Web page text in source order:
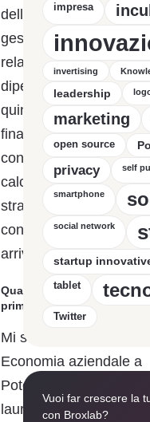
delle risorse umane.
gestisco tutti gli aspetti
relativi alla contabilità
dipendenti e dei clienti:
quindi i tributi, i rapporti
finanziari con le banche
con i fornitori, gli
calcolo degli ordinari e
straordinari e la
contratti di lavoro dei
arrivati.
Qual è stato il tuo percorso
prima di entrare in Broxlab?
Mi sono laureata prima
Economia aziendale a
Potenza e poi ho preso
laurea specialistica in
impresa
invertising
leadership
marketing
open source
privacy self
smartphone
social network
startup
tablet
Twitter
Vuoi far crescere la
con Broxlab?